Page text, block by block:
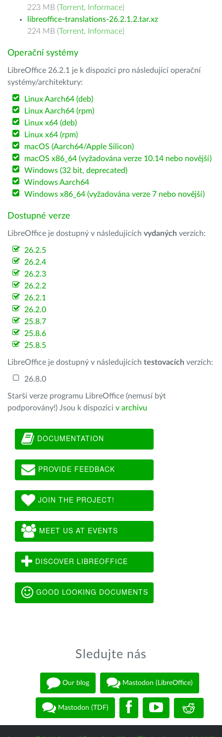
223 MB (Torrent, Informace)
libreoffice-translations-26.2.1.2.tar.xz
224 MB (Torrent, Informace)
Operační systémy
LibreOffice 26.2.1 je k dispozici pro následující operační
systémy/architektury:
Linux Aarch64 (deb)
Linux Aarch64 (rpm)
Linux x64 (deb)
Linux x64 (rpm)
macOS (Aarch64/Apple Silicon)
macOS x86_64 (vyžadována verze 10.14 nebo novější)
Windows (32 bit, deprecated)
Windows Aarch64
Windows x86_64 (vyžadována verze 7 nebo novější)
Dostupné verze
LibreOffice je dostupný v následujících vydaných verzích:
26.2.5
26.2.4
26.2.3
26.2.2
26.2.1
26.2.0
25.8.7
25.8.6
25.8.5
LibreOffice je dostupný v následujících testovacích verzích:
26.8.0
Starší verze programu LibreOffice (nemusí být
podporovány!) Jsou k dispozici v archivu
DOCUMENTATION
PROVIDE FEEDBACK
JOIN THE PROJECT!
MEET US AT EVENTS
DISCOVER LIBREOFFICE
GOOD LOOKING DOCUMENTS
Sledujte nás
Our blog Mastodon (LibreOffice)
Mastodon (TDF)